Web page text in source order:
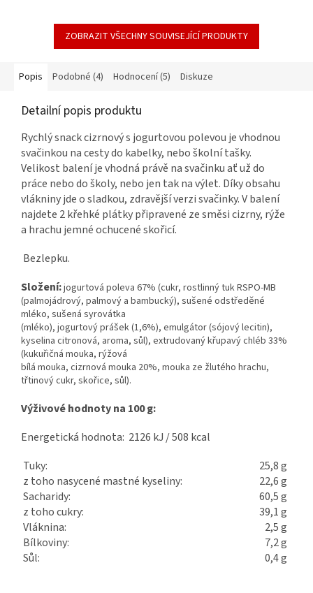
ZOBRAZIT VŠECHNY SOUVISEJÍCÍ PRODUKTY
Popis Podobné (4) Hodnocení (5) Diskuze
Detailní popis produktu
Rychlý snack cizrnový s jogurtovou polevou je vhodnou
svačinkou na cesty do kabelky, nebo školní tašky.
Velikost balení je vhodná právě na svačinku ať už do
práce nebo do školy, nebo jen tak na výlet. Díky obsahu
vlákniny jde o sladkou, zdravější verzi svačinky. V balení
najdete 2 křehké plátky připravené ze směsi cizrny, rýže
a hrachu jemné ochucené skořicí.
Bezlepku.
Složení:jogurtová poleva 67% (cukr, rostlinný tuk RSPO-MB
(palmojádrový, palmový a bambucký), sušené odstředěné
mléko, sušená syrovátka
(mléko), jogurtový prášek (1,6%), emulgátor (sójový lecitin),
kyselina citronová, aroma, sůl), extrudovaný křupavý chléb 33%
(kukuřičná mouka, rýžová
bílá mouka, cizrnová mouka 20%, mouka ze žlutého hrachu,
třtinový cukr, skořice, sůl).
Výživové hodnoty na 100 g:
Energetická hodnota: 2126 kJ / 508 kcal
Tuky:
25,8 g
z toho nasycené mastné kyseliny:
22,6 g
Sacharidy:
60,5 g
z toho cukry:
39,1 g
Vláknina:
2,5 g
Bílkoviny:
7,2 g
Sůl:
0,4 g